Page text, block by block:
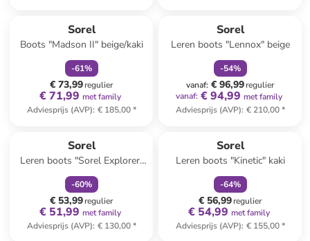
Sorel
Boots "Madson II" beige/kaki
-61%
€ 73,99regulier
€ 71,99 met family
Adviesprijs (AVP): € 185,00*
Sorel
Leren boots "Lennox" beige
-54%
vanaf: € 96,99regulier
vanaf: € 94,99 met family
Adviesprijs (AVP): € 210,00*
Sorel
Leren boots "Sorel Explorer"
camel
-60%
€ 53,99regulier
€ 51,99 met family
Adviesprijs (AVP): € 130,00*
Sorel
Leren boots "Kinetic" kaki
-64%
€ 56,99regulier
€ 54,99 met family
Adviesprijs (AVP): € 155,00*